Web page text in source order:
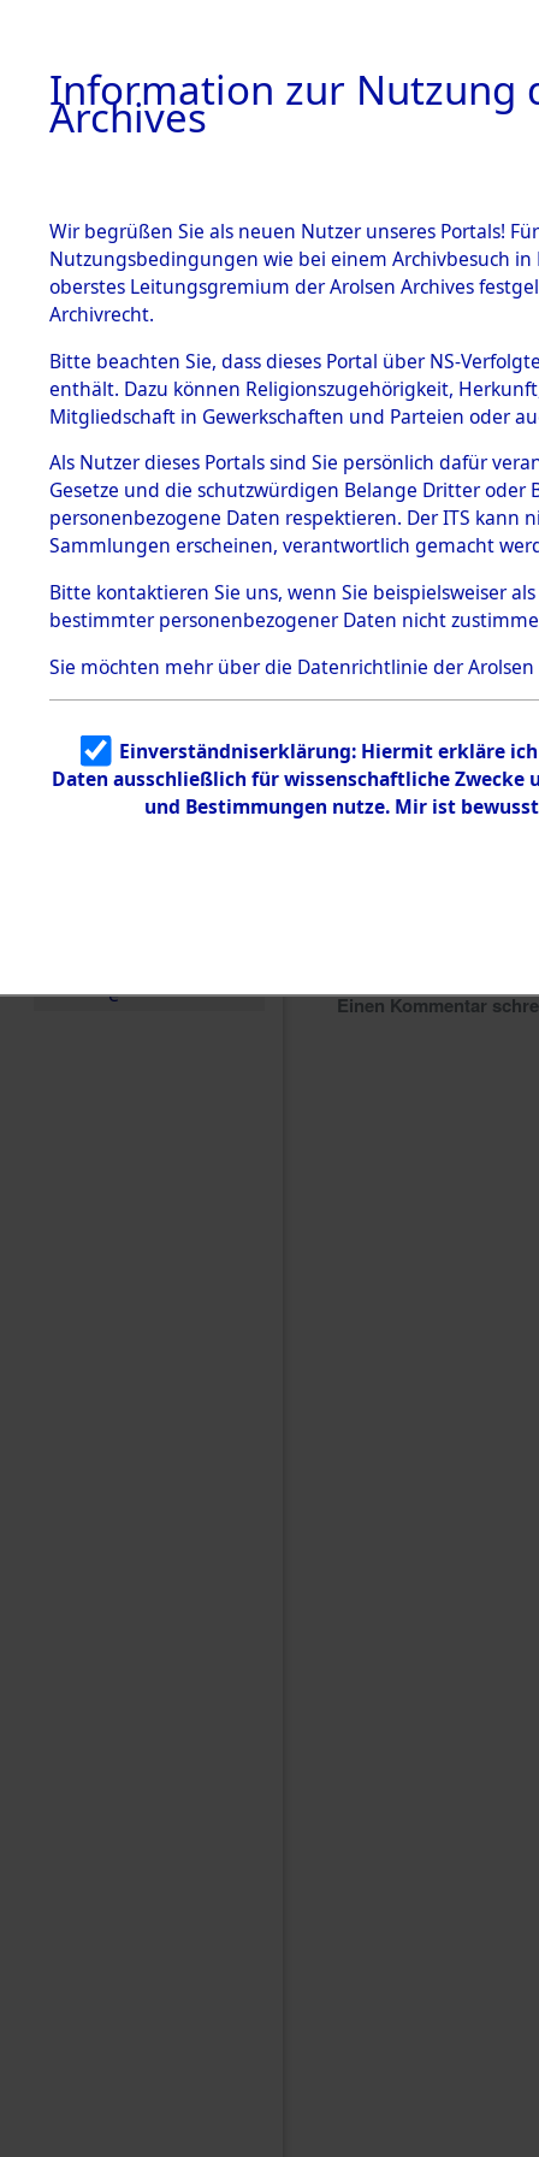
BESTÄNDE
1.
mente
5. Verschiedenes
5.3
Todesmärsche
5.3.1 Alliierte
Erhebungen
zu
Todesmärsch
en
5.3.2
Identifizierun
5.3.3
Todesmärsch
e
Listen
0016
Einen Kommentar
Information zur Nutzung
Archives
Wir begrüßen Sie als neuen Nutzer unseres Portals!
Nutzungsbedingungen wie bei einem Archivbesuch
oberstes Leitungsgremium der Arolsen Archives
Archivrecht.
Bitte beachten Sie, dass dieses Portal über NS-
enthält. Dazu können Religionszugehörigkeit,
Mitgliedschaft in Gewerkschaften und Parteien oder
Als Nutzer dieses Portals sind Sie persönlich dafür
Gesetze und die schutzwürdigen Belange Dritter
personenbezogene Daten respektieren. Der ITS
Sammlungen erscheinen, verantwortlich gemacht
Bitte kontaktieren Sie uns, wenn Sie beispielsweiser
bestimmter personenbezogener Daten nicht
Sie möchten mehr über die Datenrichtlinie der Arolsen
Einverständniserklärung: Hiermit erkläre
Daten ausschließlich für wissenschaftliche
und Bestimmungen nutze. Mir ist